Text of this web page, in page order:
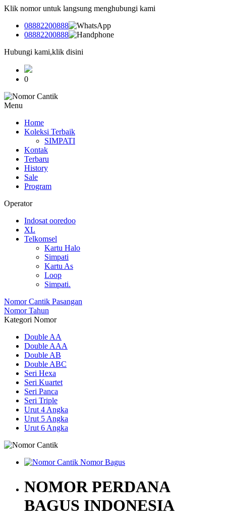
Klik nomor untuk langsung menghubungi kami
08882200888
08882200888
Hubungi kami,klik disini
0
Menu
Home
Koleksi Terbaik
SIMPATI
Kontak
Terbaru
History
Sale
Program
Operator
Indosat ooredoo
XL
Telkomsel
Kartu Halo
Simpati
Kartu As
Loop
Simpati.
Nomor Cantik Pasangan
Nomor Tahun
Kategori Nomor
Double AA
Double AAA
Double AB
Double ABC
Seri Hexa
Seri Kuartet
Seri Panca
Seri Triple
Urut 4 Angka
Urut 5 Angka
Urut 6 Angka
NOMOR PERDANA
BAGUS INDONESIA